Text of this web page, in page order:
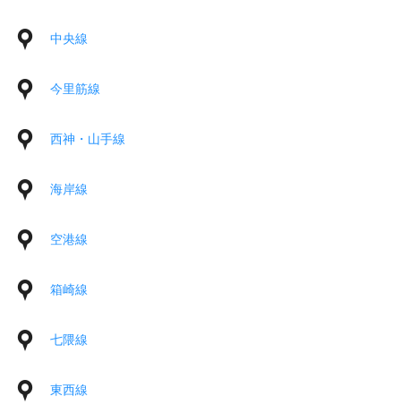
中央線
今里筋線
西神・山手線
海岸線
空港線
箱崎線
七隈線
東西線